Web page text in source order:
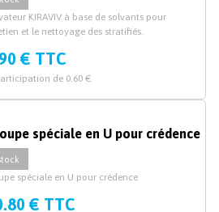
KIRAVIV à base de solvants pour
et le nettoyage des stratifiés.
€ TTC
de 0.60 €
spéciale en U pour crédence
spéciale en U pour crédence
€ TTC